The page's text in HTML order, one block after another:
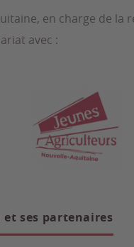
en charge de la
avec :
ses partenaires